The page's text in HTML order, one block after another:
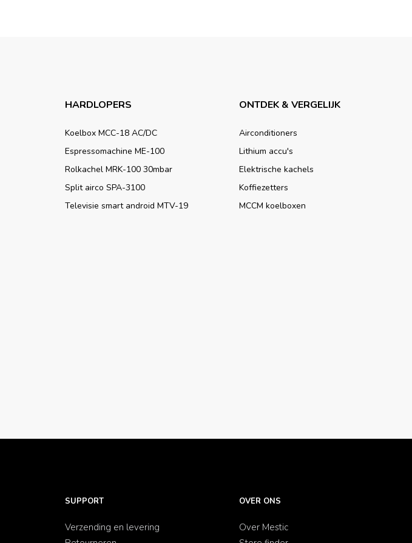
HARDLOPERS
Koelbox MCC-18 AC/DC
Espressomachine ME-100
Rolkachel MRK-100 30mbar
Split airco SPA-3100
Televisie smart android MTV-19
ONTDEK & VERGELIJK
Airconditioners
Lithium accu's
Elektrische kachels
Koffiezetters
MCCM koelboxen
SUPPORT
Verzending en levering
OVER ONS
Over Mestic